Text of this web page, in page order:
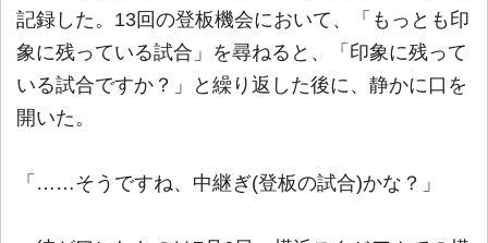
記録した。13回の登板機会において、「もっとも印
象に残っている試合」を尋ねると、「印象に残って
いる試合ですか？」と繰り返した後に、静かに口を
開いた。
「……そうですね、中継ぎ(登板の試合)かな？」